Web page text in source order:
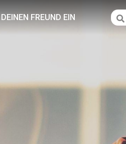
FREUND EIN